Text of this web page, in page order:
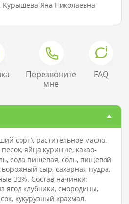
Курышева Яна Николаевна
сорт), растительное масло,
яйца куриные, какао-
сода пищевая, соль, пищевой
сыр, сахарная пудра,
33%. Состав начинки:
ягод клубники, смородины,
кукурузный крахмал.
Перезвоните
мне
FAQ